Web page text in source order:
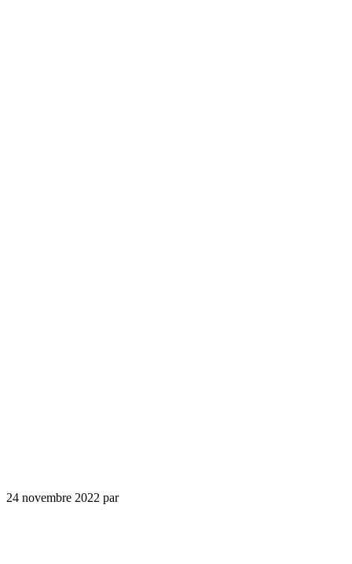
24 novembre 2022 par